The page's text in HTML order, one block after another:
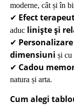
moderne, cât și în
✔ Efect
aduc liniște și
✔
dimensiuni și cu
✔ Cadou
natura și arta.
Cum alegi